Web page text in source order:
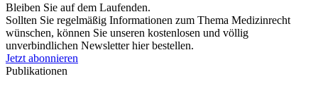
Bleiben Sie auf dem Laufenden.
Sollten Sie regelmäßig Informationen zum Thema Medizinrecht
wünschen, können Sie unseren kostenlosen und völlig
unverbindlichen Newsletter hier bestellen.
Jetzt abonnieren
Publikationen